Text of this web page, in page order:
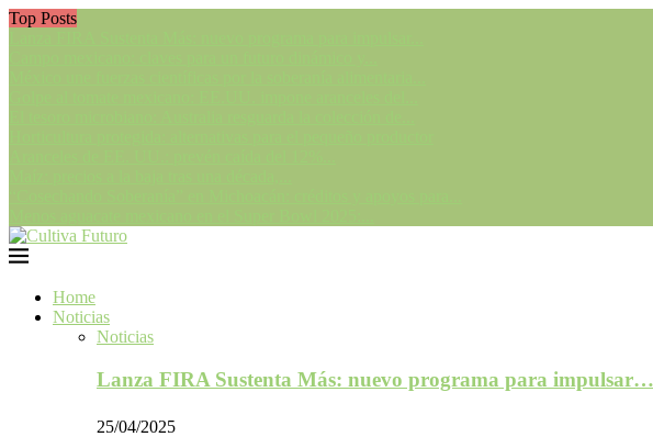
Top Posts
Home
Noticias
Noticias
Lanza FIRA Sustenta Más: nuevo programa para impulsar…
25/04/2025